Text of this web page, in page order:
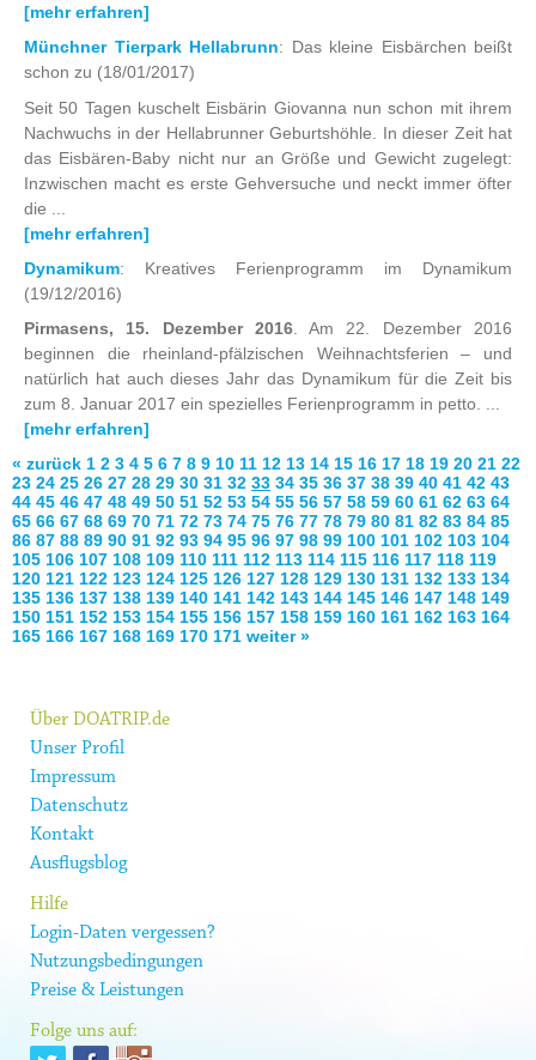
[mehr erfahren]
Münchner Tierpark Hellabrunn: Das kleine Eisbärchen beißt
schon zu (18/01/2017)
Seit 50 Tagen kuschelt Eisbärin Giovanna nun schon mit ihrem
Nachwuchs in der Hellabrunner Geburtshöhle. In dieser Zeit hat
das Eisbären-Baby nicht nur an Größe und Gewicht zugelegt:
Inzwischen macht es erste Gehversuche und neckt immer öfter
die ...
[mehr erfahren]
Dynamikum: Kreatives Ferienprogramm im Dynamikum
(19/12/2016)
Pirmasens, 15. Dezember 2016. Am 22. Dezember 2016
beginnen die rheinland-pfälzischen Weihnachtsferien – und
natürlich hat auch dieses Jahr das Dynamikum für die Zeit bis
zum 8. Januar 2017 ein spezielles Ferienprogramm in petto. ...
[mehr erfahren]
« zurück 1 2 3 4 5 6 7 8 9 10 11 12 13 14 15 16 17 18 19 20 21 22
23 24 25 26 27 28 29 30 31 32 33 34 35 36 37 38 39 40 41 42 43
44 45 46 47 48 49 50 51 52 53 54 55 56 57 58 59 60 61 62 63 64
65 66 67 68 69 70 71 72 73 74 75 76 77 78 79 80 81 82 83 84 85
86 87 88 89 90 91 92 93 94 95 96 97 98 99 100 101 102 103 104
105 106 107 108 109 110 111 112 113 114 115 116 117 118 119
120 121 122 123 124 125 126 127 128 129 130 131 132 133 134
135 136 137 138 139 140 141 142 143 144 145 146 147 148 149
150 151 152 153 154 155 156 157 158 159 160 161 162 163 164
165 166 167 168 169 170 171 weiter »
Über DOATRIP.de
Unser Profil
Impressum
Datenschutz
Kontakt
Ausflugsblog
Hilfe
Login-Daten vergessen?
Nutzungsbedingungen
Preise & Leistungen
Folge uns auf: